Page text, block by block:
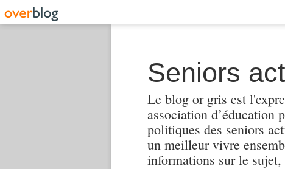
Seniors
Le blog or gris est
association
politiques des seniors
un meilleur vivre
informations sur le